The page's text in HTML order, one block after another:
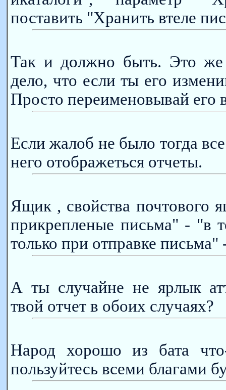
поставить "Хранить втеле
Так и должно быть. Это
дело, что если ты его
Просто переименовывай его
Если жалоб не было тогда
него отображеться отчеты.
Ящик , свойства почтового
прикрепленые письма" - "в
только при отправке письма"
А ты случайне не ярлык
твой отчет в обоих случаях?
Народ хорошо из бата
пользуйтесь всеми благами